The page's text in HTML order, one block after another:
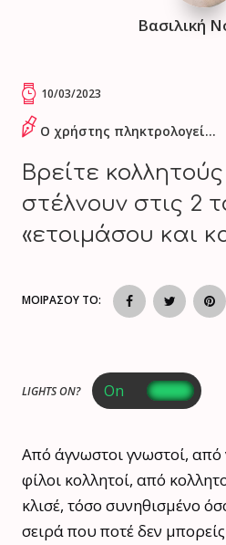
Βασιλική
10/03/2023
Ο χρήστης πληκτρολογεί...
Βρείτε
στέλνουν στις 2
«ετοιμάσου και
ΜΟΙΡΑΣΟΥ ΤΟ:
LIGHTS ON?
Από άγνωστοι γνωστοί, από
φίλοι κολλητοί, από
κλισέ, τόσο συνηθισμένο
σειρά που ποτέ δεν